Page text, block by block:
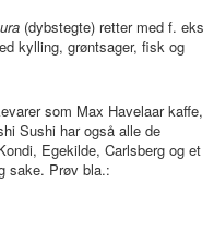
(dybstegte) retter med f. eks
kylling, grøntsager, fisk og
som Max Havelaar kaffe,
Sushi har også alle de
Egekilde, Carlsberg og et
sake. Prøv bla.: